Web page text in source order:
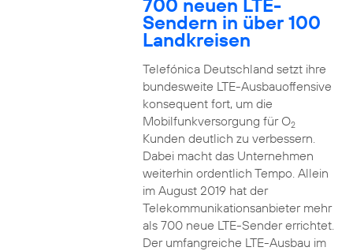
700 neuen LTE-
Sendern in über 100
Landkreisen
Telefónica Deutschland setzt ihre
bundesweite LTE-Ausbauoffensive
konsequent fort, um die
Mobilfunkversorgung für O2
Kunden deutlich zu verbessern.
Dabei macht das Unternehmen
weiterhin ordentlich Tempo. Allein
im August 2019 hat der
Telekommunikationsanbieter mehr
als 700 neue LTE-Sender errichtet.
Der umfangreiche LTE-Ausbau im